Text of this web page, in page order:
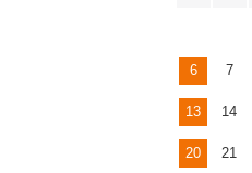
6 7
13 14
20 21